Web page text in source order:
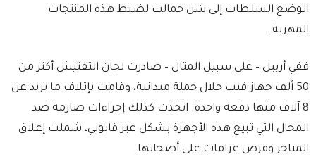
الوضع السلطات إلى شن حمالت لضبط هذه المنتجات
المهربة.
ففي أربيل – على سبيل المثال – صادرت لجان التفتيش أكثر من
50 ألف جهاز فيب خلال حملة ميدانية، وقامت بإتلاف ما يزيد عن
8 آلاف منها دفعة واحدة. اتخذت كذلك إجراءات صارمة ضد
المحال التي تبيع هذه الأجهزة بشكل غير قانوني، شملت إغلاق
المتاجر وفرض غرامات على أصحابها.